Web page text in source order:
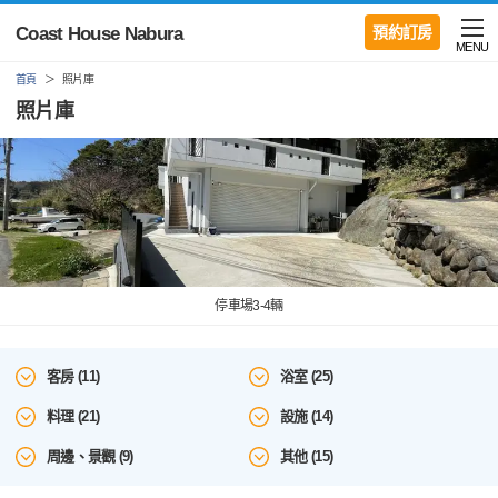
預約訂房
Coast House Nabura
MENU
首頁 照片庫
照片庫
停車場3-4輛
客房 (11) 浴室 (25)
料理 (21) 設施 (14)
周邊、景觀 (9) 其他 (15)